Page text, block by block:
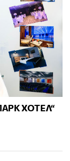
ХОТЕЛ“